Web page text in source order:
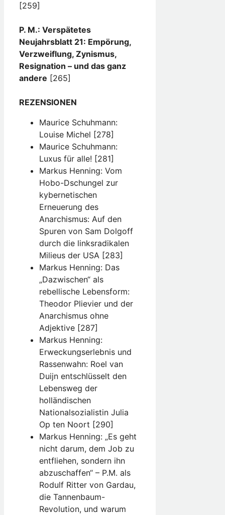
[259]
P. M.: Verspätetes
Neujahrsblatt 21: Empörung,
Verzweiflung, Zynismus,
Resignation – und das ganz
andere [265]
REZENSIONEN
Maurice Schuhmann:
Louise Michel [278]
Maurice Schuhmann:
Luxus für alle! [281]
Markus Henning: Vom
Hobo-Dschungel zur
kybernetischen
Erneuerung des
Anarchismus: Auf den
Spuren von Sam Dolgoff
durch die linksradikalen
Milieus der USA [283]
Markus Henning: Das
„Dazwischen“ als
rebellische Lebensform:
Theodor Plievier und der
Anarchismus ohne
Adjektive [287]
Markus Henning:
Erweckungserlebnis und
Rassenwahn: Roel van
Duijn entschlüsselt den
Lebensweg der
holländischen
Nationalsozialistin Julia
Op ten Noort [290]
Markus Henning: „Es geht
nicht darum, dem Job zu
entfliehen, sondern ihn
abzuschaffen“ – P.M. als
Rodulf Ritter von Gardau,
die Tannenbaum-
Revolution, und warum